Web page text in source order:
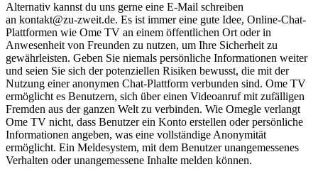
Alternativ kannst du uns gerne eine E-Mail schreiben
an kontakt@zu-zweit.de. Es ist immer eine gute Idee, Online-Chat-
Plattformen wie Ome TV an einem öffentlichen Ort oder in
Anwesenheit von Freunden zu nutzen, um Ihre Sicherheit zu
gewährleisten. Geben Sie niemals persönliche Informationen weiter
und seien Sie sich der potenziellen Risiken bewusst, die mit der
Nutzung einer anonymen Chat-Plattform verbunden sind. Ome TV
ermöglicht es Benutzern, sich über einen Videoanruf mit zufälligen
Fremden aus der ganzen Welt zu verbinden. Wie Omegle verlangt
Ome TV nicht, dass Benutzer ein Konto erstellen oder persönliche
Informationen angeben, was eine vollständige Anonymität
ermöglicht. Ein Meldesystem, mit dem Benutzer unangemessenes
Verhalten oder unangemessene Inhalte melden können.